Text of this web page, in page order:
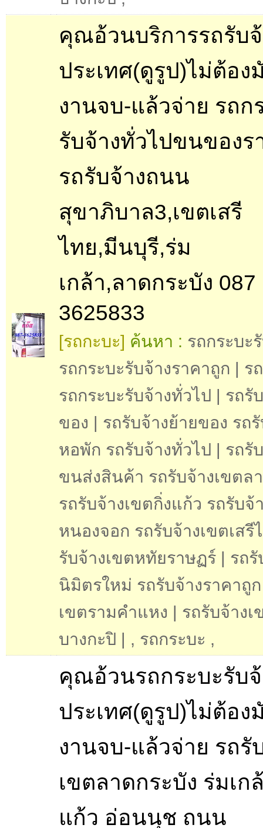
คุณอ้วนบริการรถรับ
ประเทศ(ดูรูป)ไม่ต้อง
งานจบ-แล้วจ่าย รถก
รับจ้างทั่วไปขนของร
รถรับจ้างถนน
สุขาภิบาล3,เขตเสรี
ไทย,มีนบุรี,ร่ม
เกล้า,ลาดกระบัง 087
3625833
[รถกะบะ] ค้นหา : รถกระบะ
รถกระบะรับจ้างราคาถูก | ร
รถกระบะรับจ้างทั่วไป | รถรั
ของ | รถรับจ้างย้ายของ รถ
หอพัก รถรับจ้างทั่วไป | รถรั
ขนส่งสินค้า รถรับจ้างเขตล
รถรับจ้างเขตกิ่งแก้ว รถรับจ้
หนองจอก รถรับจ้างเขตเสรี
รับจ้างเขตหทัยราษฏร์ | รถรั
นิมิตรใหม่ รถรับจ้างราคาถู
เขตรามคำแหง | รถรับจ้างเ
บางกะปิ | , รถกระบะ ,
คุณอ้วนรถกระบะรับ
ประเทศ(ดูรูป)ไม่ต้อง
งานจบ-แล้วจ่าย รถรั
เขตลาดกระบัง ร่มเก
แก้ว อ่อนนุช ถนน